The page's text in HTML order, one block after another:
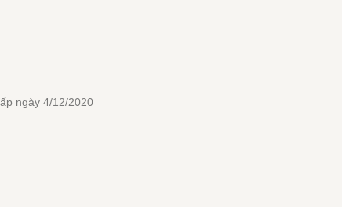
ngày 4/12/2020